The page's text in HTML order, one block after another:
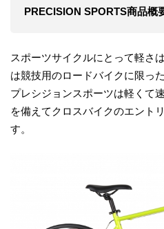
PRECISION SPORTS商品概
スポーツサイクルにとって軽さ
は競技用のロードバイクに限っ
プレシジョンスポーツは軽くて
を備えてクロスバイクのエント
す。